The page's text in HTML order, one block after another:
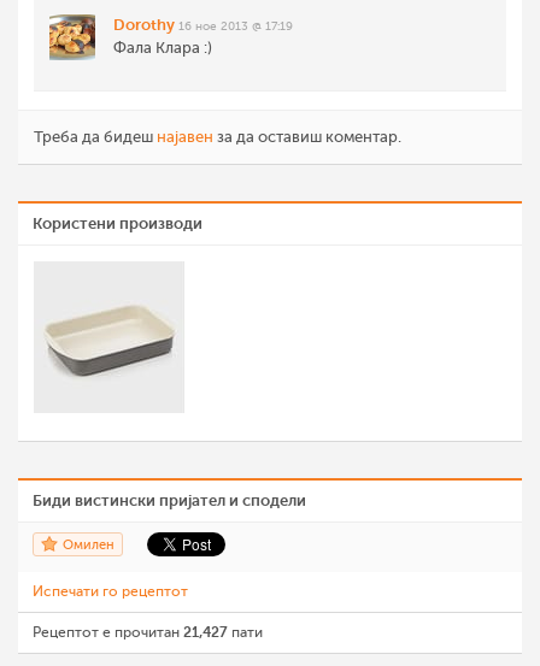
Dorothy 16 ное 2013 @ 17:19
Фала Клара :)
Треба да бидеш најавен за да оставиш коментар.
Користени производи
Биди вистински пријател и сподели
Омилен
Испечати го рецептот
Рецептот е прочитан 21,427 пати